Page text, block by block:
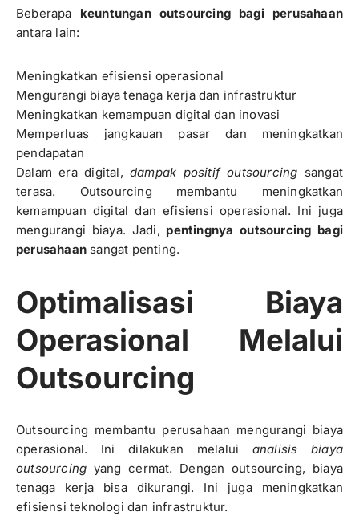
Beberapa keuntungan outsourcing bagi perusahaan
antara lain:
Meningkatkan efisiensi operasional
Mengurangi biaya tenaga kerja dan infrastruktur
Meningkatkan kemampuan digital dan inovasi
Memperluas jangkauan pasar dan meningkatkan
pendapatan
Dalam era digital,dampak positif outsourcing sangat
terasa. Outsourcing membantu meningkatkan
kemampuan digital dan efisiensi operasional. Ini juga
mengurangi biaya. Jadi, pentingnya outsourcing bagi
perusahaan sangat penting.
Optimalisasi Biaya
Operasional Melalui
Outsourcing
Outsourcing membantu perusahaan mengurangi biaya
operasional. Ini dilakukan melalui analisis biaya
outsourcing yang cermat. Dengan outsourcing, biaya
tenaga kerja bisa dikurangi. Ini juga meningkatkan
efisiensi teknologi dan infrastruktur.